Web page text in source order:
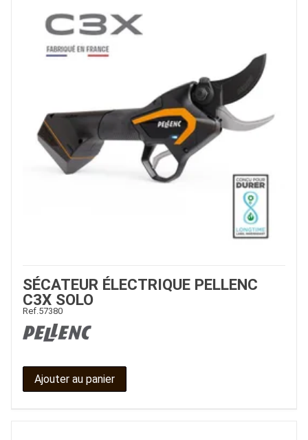
SÉCATEUR ÉLECTRIQUE PELLENC
C3X SOLO
Ref. 57380
Ajouter au panier